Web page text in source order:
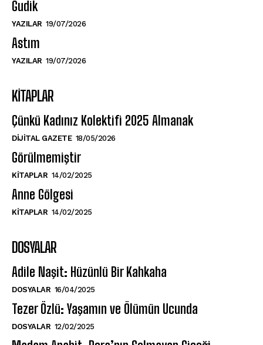
Gudik
YAZILAR 19/07/2026
Astım
YAZILAR 19/07/2026
KITAPLAR
Çünkü Kadınız Kolektifi 2025 Almanak
DIJITAL GAZETE 18/05/2026
Görülmemiştir
KITAPLAR 14/02/2025
Anne Gölgesi
KITAPLAR 14/02/2025
DOSYALAR
Adile Naşit: Hüzünlü Bir Kahkaha
DOSYALAR 16/04/2025
Tezer Özlü: Yaşamın ve Ölümün Ucunda
DOSYALAR 12/02/2025